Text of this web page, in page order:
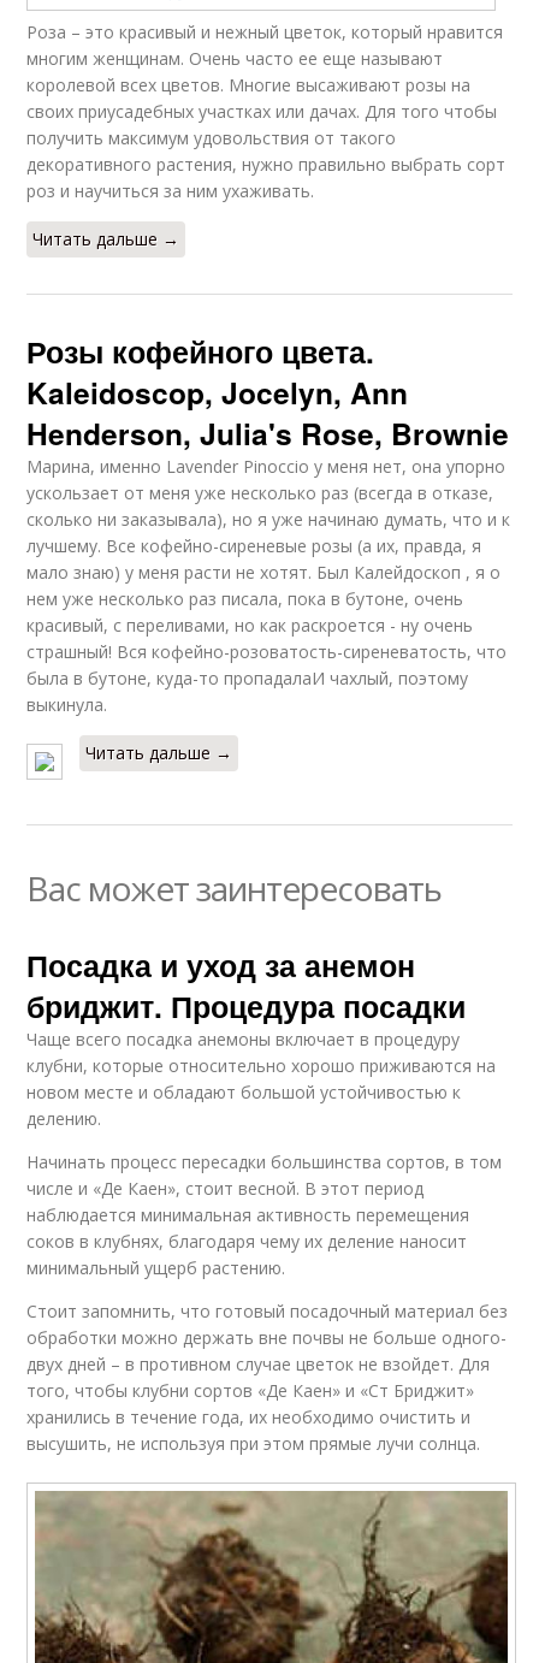
Роза – это красивый и нежный цветок, который нравится
многим женщинам. Очень часто ее еще называют
королевой всех цветов. Многие высаживают розы на
своих приусадебных участках или дачах. Для того чтобы
получить максимум удовольствия от такого
декоративного растения, нужно правильно выбрать сорт
роз и научиться за ним ухаживать.
Читать дальше →
Розы кофейного цвета.
Kaleidoscop, Jocelyn, Ann
Henderson, Julia's Rose, Brownie
Марина, именно Lavender Pinoccio у меня нет, она упорно
ускользает от меня уже несколько раз (всегда в отказе,
сколько ни заказывала), но я уже начинаю думать, что и к
лучшему. Все кофейно-сиреневые розы (а их, правда, я
мало знаю) у меня расти не хотят. Был Калейдоскоп , я о
нем уже несколько раз писала, пока в бутоне, очень
красивый, с переливами, но как раскроется - ну очень
страшный! Вся кофейно-розоватость-сиреневатость, что
была в бутоне, куда-то пропадалаИ чахлый, поэтому
выкинула.
Читать дальше →
Вас может заинтересовать
Посадка и уход за анемон
бриджит. Процедура посадки
Чаще всего посадка анемоны включает в процедуру
клубни, которые относительно хорошо приживаются на
новом месте и обладают большой устойчивостью к
делению.
Начинать процесс пересадки большинства сортов, в том
числе и «Де Каен», стоит весной. В этот период
наблюдается минимальная активность перемещения
соков в клубнях, благодаря чему их деление наносит
минимальный ущерб растению.
Стоит запомнить, что готовый посадочный материал без
обработки можно держать вне почвы не больше одного-
двух дней – в противном случае цветок не взойдет. Для
того, чтобы клубни сортов «Де Каен» и «Ст Бриджит»
хранились в течение года, их необходимо очистить и
высушить, не используя при этом прямые лучи солнца.